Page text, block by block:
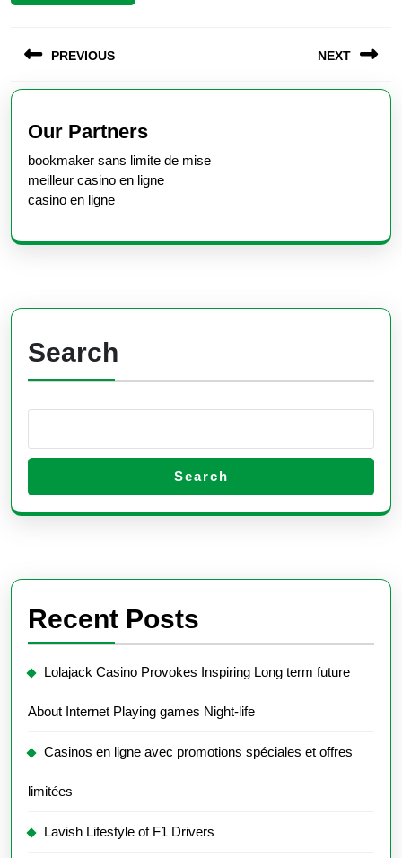
navigation
PREVIOUS
Previous
post:
NEXT
Our Partners
bookmaker sans limite de mise
meilleur casino en ligne
casino en ligne
Search
Search
Recent Posts
Lolajack Casino Provokes Inspiring Long term future
About Internet Playing games Night-life
Casinos en ligne avec promotions spéciales et offres
limitées
Lavish Lifestyle of F1 Drivers